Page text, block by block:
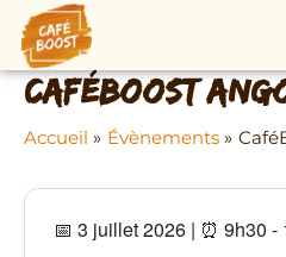
Aller
contenu
CaféBoost
Accueil Évènements
📅 3 juillet 2026 | ⏰ 9h30 -